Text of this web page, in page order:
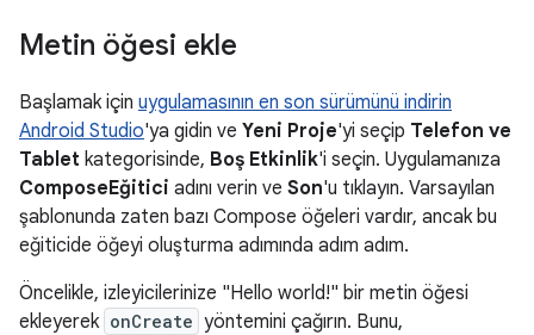
Metin öğesi ekle
Başlamak için uygulamasının en son sürümünü indirin
Android Studio'ya gidin ve Yeni Proje'yi seçip Telefon ve
Tablet kategorisinde, Boş Etkinlik'i seçin. Uygulamanıza
ComposeEğitici adını verin ve Son'u tıklayın. Varsayılan
şablonunda zaten bazı Compose öğeleri vardır, ancak bu
eğiticide öğeyi oluşturma adımında adım adım.
Öncelikle, izleyicilerinize "Hello world!" bir metin öğesi
ekleyerek onCreate yöntemini çağırın. Bunu,